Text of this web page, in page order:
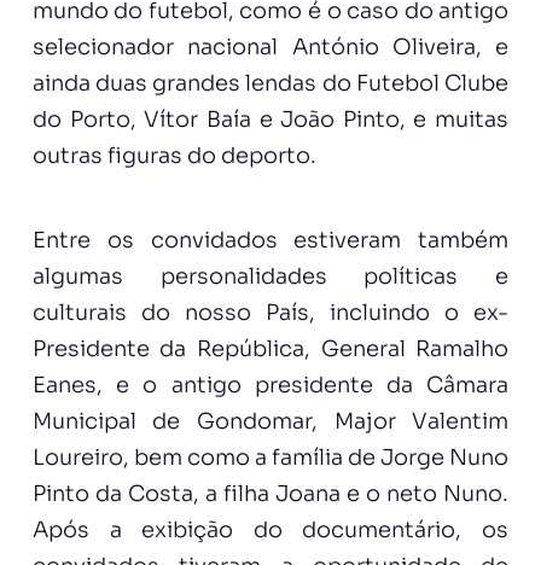
mundo do futebol, como é o caso do antigo
selecionador nacional António Oliveira, e
ainda duas grandes lendas do Futebol Clube
do Porto, Vítor Baía e João Pinto, e muitas
outras figuras do deporto.
Entre os convidados estiveram também
algumas personalidades políticas e
culturais do nosso País, incluindo o ex-
Presidente da República, General Ramalho
Eanes, e o antigo presidente da Câmara
Municipal de Gondomar, Major Valentim
Loureiro, bem como a família de Jorge Nuno
Pinto da Costa, a filha Joana e o neto Nuno.
Após a exibição do documentário, os